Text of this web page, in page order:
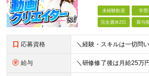
未経験歓迎 学歴
完全週休2日 賞与
応募資格
給与